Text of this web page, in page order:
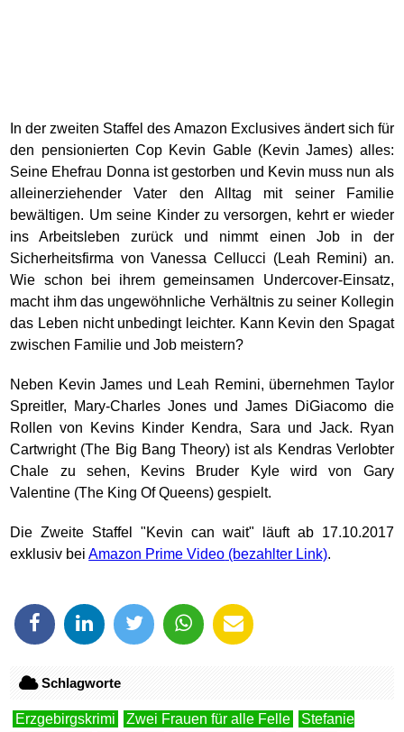
In der zweiten Staffel des Amazon Exclusives ändert sich für
den pensionierten Cop Kevin Gable (Kevin James) alles:
Seine Ehefrau Donna ist gestorben und Kevin muss nun als
alleinerziehender Vater den Alltag mit seiner Familie
bewältigen. Um seine Kinder zu versorgen, kehrt er wieder
ins Arbeitsleben zurück und nimmt einen Job in der
Sicherheitsfirma von Vanessa Cellucci (Leah Remini) an.
Wie schon bei ihrem gemeinsamen Undercover-Einsatz,
macht ihm das ungewöhnliche Verhältnis zu seiner Kollegin
das Leben nicht unbedingt leichter. Kann Kevin den Spagat
zwischen Familie und Job meistern?
Neben Kevin James und Leah Remini, übernehmen Taylor
Spreitler, Mary-Charles Jones und James DiGiacomo die
Rollen von Kevins Kinder Kendra, Sara und Jack. Ryan
Cartwright (The Big Bang Theory) ist als Kendras Verlobter
Chale zu sehen, Kevins Bruder Kyle wird von Gary
Valentine (The King Of Queens) gespielt.
Die Zweite Staffel "Kevin can wait" läuft ab 17.10.2017
exklusiv beiAmazon Prime Video .
Schlagworte
Erzgebirgskrimi Zwei Frauen für alle Felle
Stefanie